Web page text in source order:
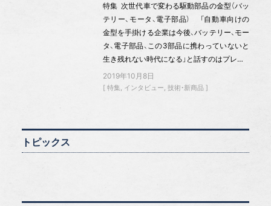
特集 次世代車で変わる駆動部品の金型（バッ
テリー、モータ、電子部品） 「自動車向けの
金型を手掛ける企業は今後、バッテリー、モー
タ、電子部品、この3部品に携わっていないと
生き残れない時代になる」と話すのはプレ…
2019年10月8日
特集 インタビュー 技術・新商品
トピックス